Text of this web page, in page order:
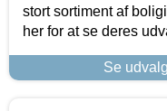
stort sortiment af
her for at se deres
Se